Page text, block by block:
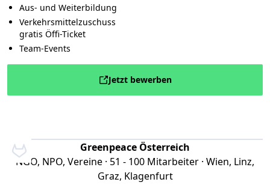
Aus- und Weiterbildung
Verkehrsmittelzuschuss
gratis Öffi-Ticket
Team-Events
Jetzt bewerben
Greenpeace Österreich
NGO, NPO, Vereine · 51 - 100 Mitarbeiter · Wien, Linz,
Graz, Klagenfurt